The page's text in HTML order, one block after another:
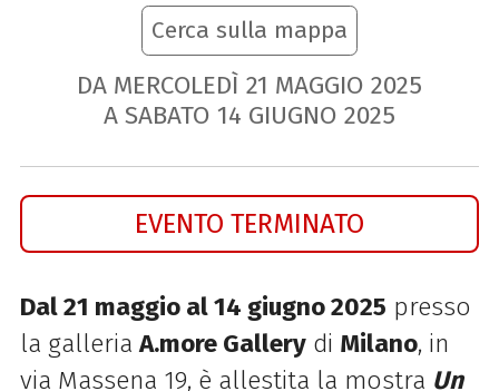
Cerca sulla mappa
DA MERCOLEDÌ 21 MAGGIO 2025
A SABATO 14 GIUGNO 2025
EVENTO TERMINATO
Dal 21 maggio al 14 giugno 2025 presso
la galleriaA.more Gallerydi Milano, in
via Massena 19, è allestita la mostra Un